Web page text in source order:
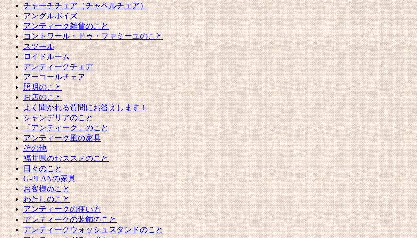
チャーチチェア（チャペルチェア）
アングルポイズ
アンティーク雑貨のこと
コントワール・ドゥ・ファミーユのこと
スツール
ロイドルーム
アンティークチェア
アーコールチェア
照明のこと
お店のこと
よく聞かれる質問にお答えします！
シャンデリアのこと
「アンティーク」のこと
アンティーク風の家具
その他
福井県のおススメのこと
日々のこと
G-PLANの家具
お客様のこと
わたしのこと
アンティークの使い方
アンティークの装飾のこと
アンティークウォッシュスタンドのこと